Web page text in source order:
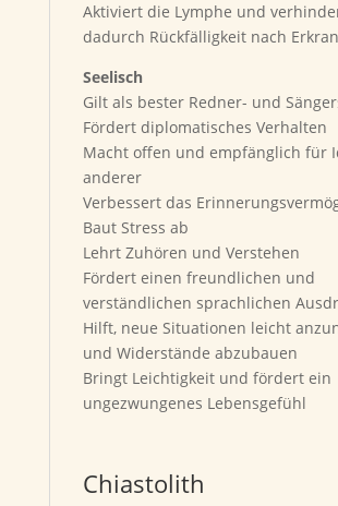
Aktiviert die Lymphe und
dadurch Rückfälligkeit nach
Seelisch
Gilt als bester Redner- und
Fördert diplomatisches Verhalten
Macht offen und empfänglich für
anderer
Verbessert das
Baut Stress ab
Lehrt Zuhören und Verstehen
Fördert einen freundlichen und
verständlichen sprachlichen
Hilft, neue Situationen leicht
und Widerstände abzubauen
Bringt Leichtigkeit und fördert ein
ungezwungenes Lebensgefühl
Chiastolith